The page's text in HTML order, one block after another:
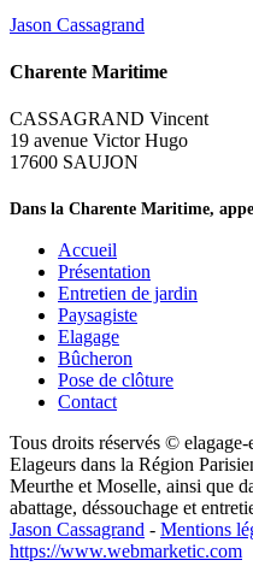
Jason Cassagrand
Charente Maritime
CASSAGRAND Vincent
19 avenue Victor Hugo
17600 SAUJON
Dans la Charente Maritime,
Accueil
Présentation
Entretien de jardin
Paysagiste
Elagage
Bûcheron
Pose de clôture
Contact
Tous droits réservés ©
Elageurs dans la Région
Meurthe et Moselle, ainsi que
abattage, déssouchage et
Jason Cassagrand - Mentions
https://www.webmarketic.com